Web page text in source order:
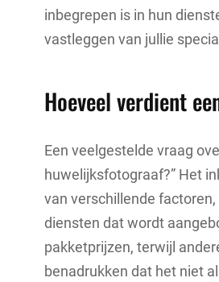
inbegrepen is in hun
vastleggen van jullie
Hoeveel verdient
Een veelgestelde vraag
huwelijksfotograaf?” Het
van verschillende
diensten dat wordt
pakketprijzen, terwijl
benadrukken dat het niet